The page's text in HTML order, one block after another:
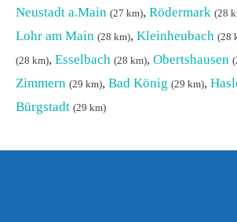
Neustadt a.Main (27 km), Rödermark (28
Lohr am Main (28 km), Kleinheubach (28
(28 km), Esselbach (28 km), Obertshausen
Zimmern (29 km), Bad König (29 km),
Bürgstadt (29 km)